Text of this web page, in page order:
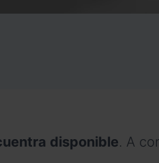
disponible. A